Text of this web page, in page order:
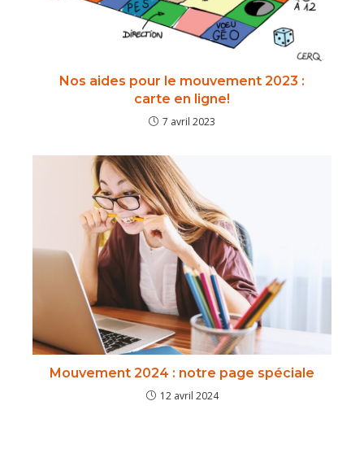
Nos aides pour le mouvement 2023 :
carte en ligne!
7 avril 2023
Mouvement 2024 : notre page spéciale
12 avril 2024